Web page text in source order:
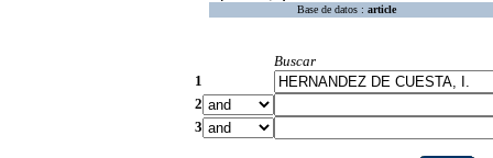
Base de datos : article
Buscar
1
2
3